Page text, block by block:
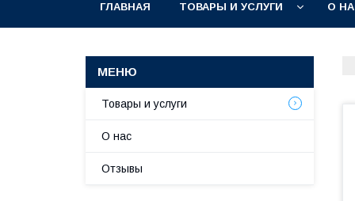
ГЛАВНАЯ ТОВАРЫ И УСЛУГИ О
Товары и услуги
О нас
Отзывы